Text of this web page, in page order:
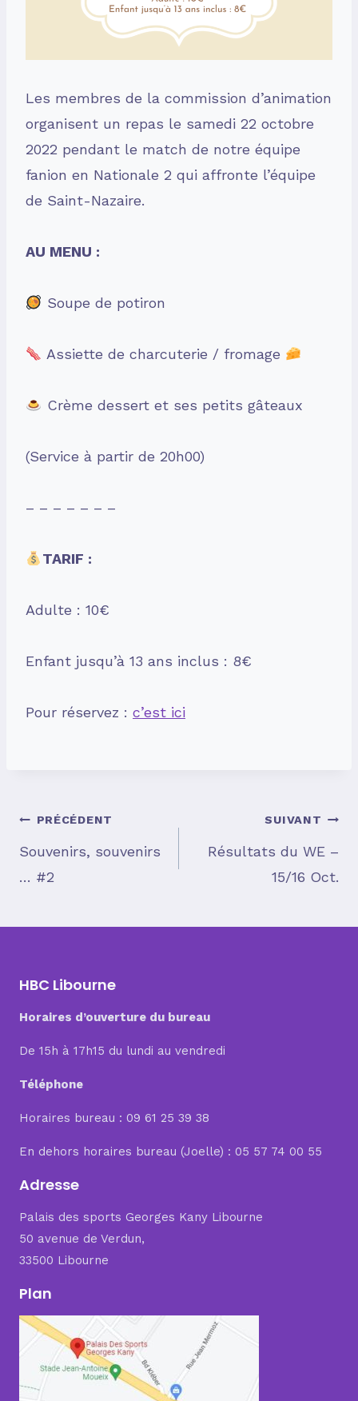
Les membres de la commission d’animation
organisent un repas le samedi 22 octobre
2022 pendant le match de notre équipe
fanion en Nationale 2 qui affronte l’équipe
de Saint-Nazaire.
AU MENU :
Soupe de potiron
Assiette de charcuterie / fromage
Crème dessert et ses petits gâteaux
(Service à partir de 20h00)
– – – – – – –
TARIF :
Adulte : 10€
Enfant jusqu’à 13 ans inclus : 8€
Pour réservez : c’est ici
Navigation
de
l’article
PRÉCÉDENT
Souvenirs, souvenirs
… #2
SUIVANT
Résultats du WE –
15/16 Oct.
HBC Libourne
Horaires d’ouverture du bureau
De 15h à 17h15 du lundi au vendredi
Téléphone
Horaires bureau : 09 61 25 39 38
En dehors horaires bureau (Joelle) : 05 57 74 00 55
Adresse
Palais des sports Georges Kany Libourne
50 avenue de Verdun,
33500 Libourne
Plan